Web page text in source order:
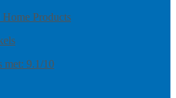
Products
met: 9.1/10